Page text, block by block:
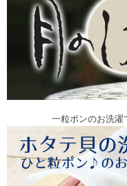
一粒ポンのお洗濯